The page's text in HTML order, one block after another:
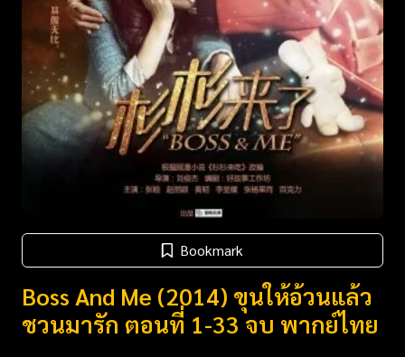
Bookmark
Boss And Me (2014) ขุนให้อ้วนแล้ว
ชวนมารัก ตอนที่ 1-33 จบ พากย์ไทย